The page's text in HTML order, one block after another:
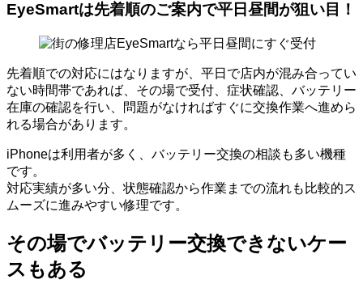
EyeSmartは先着順のご案内で平日昼間が狙い目！
先着順での対応にはなりますが、平日で店内が混み合ってい
ない時間帯であれば、その場で受付、症状確認、バッテリー
在庫の確認を行い、問題がなければすぐに交換作業へ進めら
れる場合があります。
iPhoneは利用者が多く、バッテリー交換の相談も多い機種
です。
対応実績が多い分、状態確認から作業までの流れも比較的ス
ムーズに進みやすい修理です。
その場でバッテリー交換できないケー
スもある